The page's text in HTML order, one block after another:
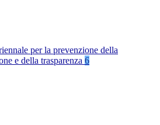
per la prevenzione della
e della trasparenza 6